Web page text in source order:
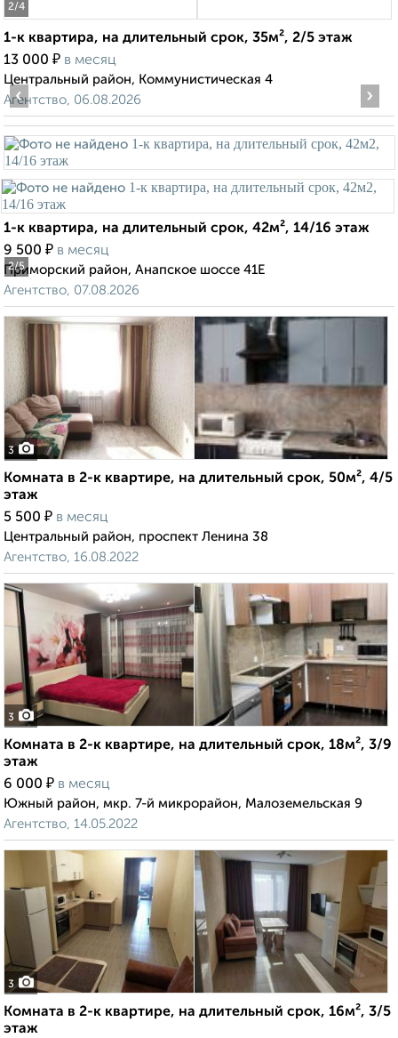
2/4
1-к квартира, на длительный срок, 35м², 2/5 этаж
13 000 ₽ в месяц
Центральный район, Коммунистическая 4
Агентство, 06.08.2026
2/5
‹ ›
1-к квартира, на длительный срок, 42м², 14/16 этаж
9 500 ₽ в месяц
Приморский район, Анапское шоссе 41Е
Агентство, 07.08.2026
3
Комната в 2-к квартире, на длительный срок, 50м², 4/5
этаж
5 500 ₽ в месяц
Центральный район, проспект Ленина 38
Агентство, 16.08.2022
3
Комната в 2-к квартире, на длительный срок, 18м², 3/9
этаж
6 000 ₽ в месяц
Южный район, мкр. 7-й микрорайон, Малоземельская 9
Агентство, 14.05.2022
3
Комната в 2-к квартире, на длительный срок, 16м², 3/5
этаж